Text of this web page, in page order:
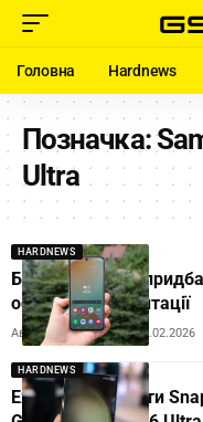
Головна Hardnews
Позначка:
Ultra
HARDNEWS
Блогер з Дубая
офіційної презентації
Автор:Andrew Orobets23.02.2026
HARDNEWS
Exynos 2600 проти